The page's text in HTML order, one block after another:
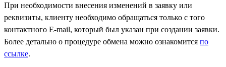
При необходимости внесения изменений в заявку или
реквизиты, клиенту необходимо обращаться только с того
контактного Е-mail, который был указан при создании заявки.
Более детально о процедуре обмена можно ознакомится по
ссылке.